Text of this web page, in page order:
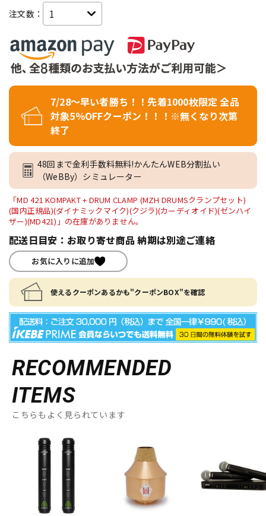
注文数：
7/28～早い者勝ち！！先着1000枚限定 全品
対象5％OFFクーポン！！！※無くなり次第
終了
48回まで金利手数料無料!かんたんWEB分割払い
（WeBBy）シミュレーター
「MD 421 KOMPAKT + DRUM CLAMP (MZH DRUMSクランプセット)
(国内正規品)(ダイナミックマイク)(クジラ)(カーディオイド)(ゼンハイ
ザー)(MD421)」の在庫がありません。
配送日目安：お取り寄せ商品 納期は別途ご連絡
お気に入りに追加
使えるクーポンあるかも"クーポンBOX"を確認
RECOMMENDED
ITEMS
こちらもよく見られています